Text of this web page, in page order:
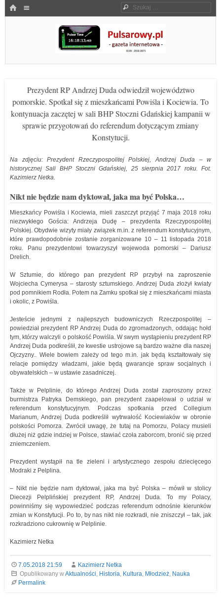
HOME Szukaj
Pulsarowy.pl
Prezydent RP Andrzej Duda odwiedził województwo
pomorskie. Spotkał się z mieszkańcami Powiśla i Kociewia. To
kontynuacja zaczętej w sali BHP Stoczni Gdańskiej kampanii w
sprawie przygotowań do referendum dotyczącym zmiany
Konstytucji.
Na zdjęciu: Prezydent Rzeczypospolitej Polskiej, Andrzej Duda – w
historycznej Sali BHP Stoczni Gdańskiej, 25 sierpnia 2017 roku. Fot.
Kazimierz Netka.
Nikt nie będzie nam dyktował, jaka ma być Polska…
Mieszkańcy Powiśla i Kociewia, mieli zaszczyt przyjąć 7 maja 2018 roku
niezwykłego Gościa: Andrzeja Dudę – prezydenta Rzeczypospolitej
Polskiej. Obydwie wizyty miały związek m.in. z referendum konstytucyjnym,
które prawdopodobnie zostanie zorganizowane 10 – 11 listopada 2018
roku. Panu prezydentowi towarzyszył wojewoda pomorski – Dariusz
Drelich.
W Sztumie, do którego pan prezydent RP przybył na zaproszenie
Wojciecha Cymerysa – starosty sztumskiego. Andrzej Duda złożył kwiaty
pod pomnikiem Rodła. Potem na Zamku spotkał się z mieszkańcami miasta
i okolic, z Powiśla.
Jesteście jednymi z najlepszych budowniczych Rzeczpospolitej –
powiedział prezydent RP Andrzej Duda do zgromadzonych, oddając hołd
tym, którzy walczyli o polskość Powiśla. W swym wystąpieniu prezydent RP
Andrzej Duda podkreślił, że kwestie ustrojowe są bardzo ważne dla naszej
Ojczyzny.. Wiele bowiem zależy od tego m.in. jak będą kształtowały się
relacje pomiędzy władzami, jakie będą gwarancje spraw socjalnych i
obywatelskich – w ustawie zasadniczej.
Także w Pelplinie, do którego Andrzej Duda został zaproszony przez
burmistrza Patryka Demskiego, pan prezydent zaapelował o udział w
referendum konstytucyjnym. Podczas spotkania przed Collegium
Marianum, Andrzej Duda podkreślił wytrwałość Kociewiaków w obronie
polskości Pomorza. Zwrócił uwagę, że tutaj na Pomorzu, Polacy musieli
dłużej niż gdzie indziej w Polsce, stawiać czoła zaborcom, bronić się przed
zniemczeniem.
Prezydent wystąpił na tle zieleni i artystycznego zespołu dziecięcego
Modraki z Pelplina.
– Nikt nie będzie nam dyktował, jaka ma być Polska – mówił w stolicy
Diecezji Pelplińskiej prezydent RP, Andrzej Duda. To my Polacy,
powinniśmy się wypowiedzieć podczas referendum odnośnie kierunków
zmian w Konstytucji. Po to, by nas nikt nie rozkradł, nie zniszczył – tak, jak
rozkradziono cukrownię w Pelplinie.
Kazimierz Netka
7.05.2018 21:59
Kazimierz Netka
Opublikowany wAktualności, Historia, Kultura, Młodzież, Nauka
Permalink